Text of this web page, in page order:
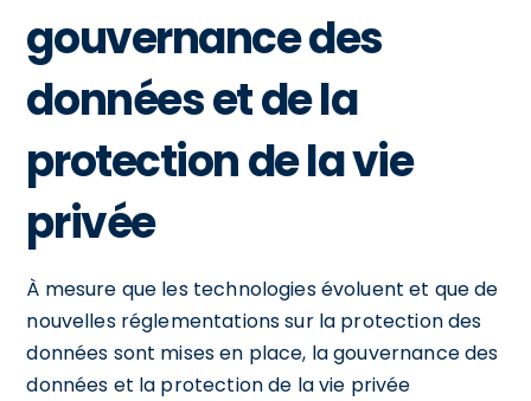
gouvernance des
données et de la
protection de la vie
privée
À mesure que les technologies évoluent et que de
nouvelles réglementations sur la protection des
données sont mises en place, la gouvernance des
données et la protection de la vie privée